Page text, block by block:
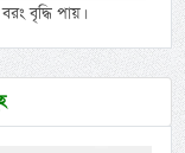
বৃদ্ধি পায়।